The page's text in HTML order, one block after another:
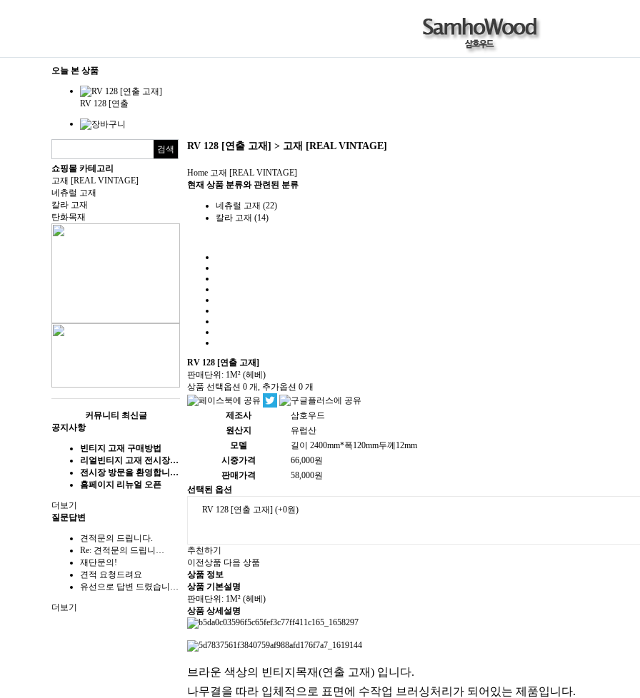
오늘 본 상품
RV 128 [연출
쇼핑몰 카테고리
고재 [REAL VINTAGE]
네츄럴 고재
칼라 고재
탄화목재
커뮤니티 최신글
공지사항
빈티지 고재 구매방법
리얼빈티지 고재 전시장…
전시장 방문을 환영합니…
홈페이지 리뉴얼 오픈
더보기
질문답변
견적문의 드립니다.
Re: 견적문의 드립니…
재단문의!
견적 요청드려요
유선으로 답변 드렸습니…
더보기
RV 128 [연출 고재] > 고재 [REAL VINTAGE]
Home 고재 [REAL VINTAGE]
현재 상품 분류와 관련된 분류
네츄럴 고재 (22)
칼라 고재 (14)
RV 128 [연출 고재]
판매단위: 1M² (헤베)
상품 선택옵션 0 개, 추가옵션 0 개
제조사
삼호우드
원산지
유럽산
모델
길이 2400mm*폭120mm두께12mm
시중가격
66,000원
판매가격
58,000원
선택된 옵션
RV 128 [연출 고재] (+0원)
추천하기
이전상품 다음 상품
상품 정보
상품 기본설명
판매단위: 1M² (헤베)
상품 상세설명
브라운 색상의 빈티지목재(연출 고재) 입니다.
나무결을 따라 입체적으로 표면에 수작업 브러싱처리가 되어있는 제품입니다.